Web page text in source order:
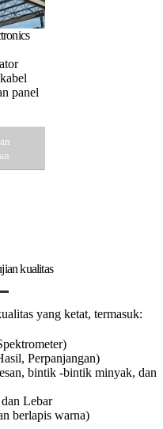
panel
kualitas
yang ketat, termasuk:
Perpanjangan)
bintik -bintik minyak, dan
Lebar
berlapis warna)